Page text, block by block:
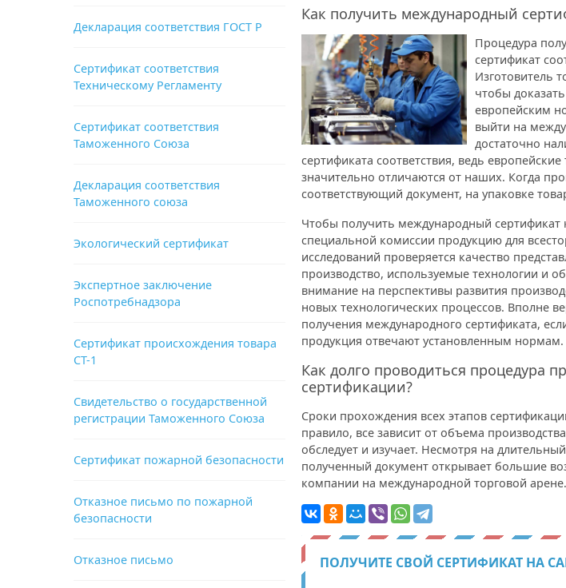
Декларация соответствия ГОСТ Р
Сертификат соответствия
Техническому Регламенту
Сертификат соответствия
Таможенного Союза
Декларация соответствия
Таможенного союза
Экологический сертификат
Экспертное заключение
Роспотребнадзора
Сертификат происхождения товара
СТ-1
Свидетельство о государственной
регистрации Таможенного Союза
Сертификат пожарной безопасности
Отказное письмо по пожарной
безопасности
Отказное письмо
Как получить международный
Процедура
сертификат
Изготовитель
чтобы
европейским
выйти на
достаточно
сертификата соответствия, ведь
значительно отличаются от наших. Когда
соответствующий документ, на упаковке
Чтобы получить международный
специальной комиссии продукцию для
исследований проверяется качество
производство, используемые технологии и
внимание на перспективы развития
новых технологических процессов. Вполне
получения международного сертификата,
продукция отвечают установленным нормам.
Как долго проводиться процедура
сертификации?
Сроки прохождения всех этапов
правило, все зависит от объема
обследует и изучает. Несмотря на
полученный документ открывает большие
компании на международной торговой арене.
ПОЛУЧИТЕ СВОЙ СЕРТИФИКАТ НА